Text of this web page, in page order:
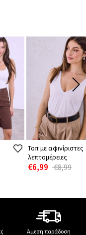
Τοπ με αφινίριστες
λεπτομέρειες
€6,99 €8,99
Άμεση παράδοση